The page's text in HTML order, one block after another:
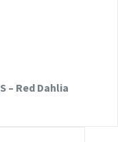
– Red Dahlia